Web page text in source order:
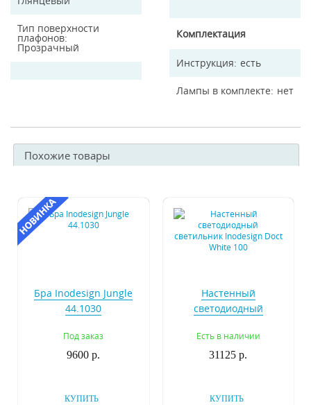
Тип поверхности
плафонов
Прозрачный
Комплектация
Инструкция есть
Лампы в комплекте нет
Похожие товары
Бра Inodesign Jungle
44.1030
Под заказ
9600 р.
КУПИТЬ
Настенный
светодиодный
Doct White 100
Есть в наличии
31125 р.
КУПИТЬ